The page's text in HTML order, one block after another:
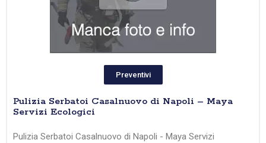
Preventivi
Pulizia Serbatoi Casalnuovo di Napoli – Maya
Servizi Ecologici
Pulizia Serbatoi Casalnuovo di Napoli - Maya Servizi